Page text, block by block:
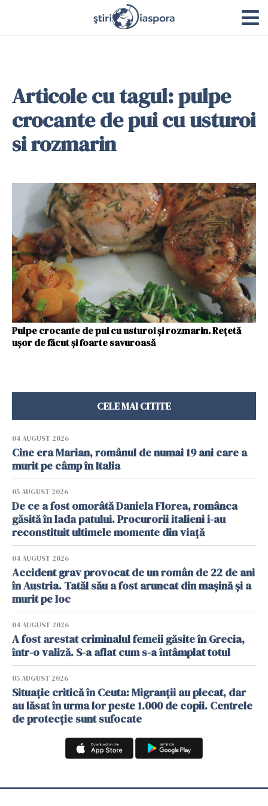
Articole cu tagul: pulpe
crocante de pui cu usturoi
si rozmarin
Pulpe crocante de pui cu usturoi şi rozmarin. Reţetă
uşor de făcut şi foarte savuroasă
CELE MAI CITITE
04 AUGUST 2026
Cine era Marian, românul de numai 19 ani care a
murit pe câmp în Italia
05 AUGUST 2026
De ce a fost omorâtă Daniela Florea, românca
găsită în lada patului. Procurorii italieni i-au
reconstituit ultimele momente din viață
04 AUGUST 2026
Accident grav provocat de un român de 22 de ani
în Austria. Tatăl său a fost aruncat din mașină și a
murit pe loc
04 AUGUST 2026
A fost arestat criminalul femeii găsite în Grecia,
într-o valiză. S-a aflat cum s-a întâmplat totul
05 AUGUST 2026
Situație critică în Ceuta: Migranții au plecat, dar
au lăsat în urma lor peste 1.000 de copii. Centrele
de protecție sunt sufocate